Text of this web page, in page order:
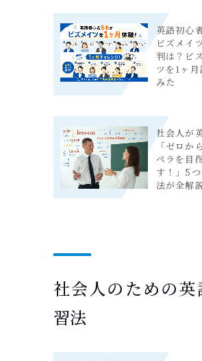
英語初心
ビズメイ
判は？ビ
ツを1ヶ
みた
社会人が
「ゼロか
ペラを目
す！」5
法が全解
社会人のための英
習法